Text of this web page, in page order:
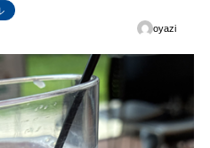
oyazi